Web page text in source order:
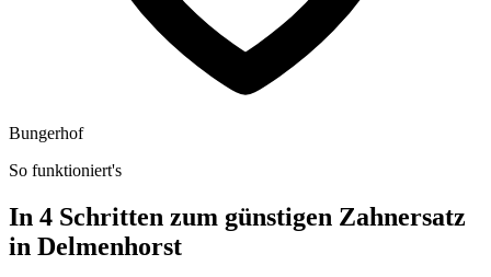
Bungerhof
So funktioniert's
In 4 Schritten zum günstigen Zahnersatz
in Delmenhorst